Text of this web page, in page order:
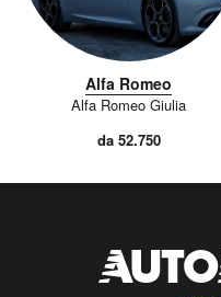
Alfa Romeo
Alfa Romeo Giulia
da 52.750